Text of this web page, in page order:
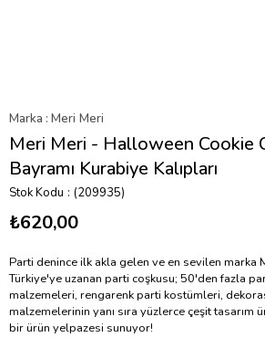
Marka : Meri Meri
Meri Meri - Halloween Cookie
Bayramı Kurabiye Kalıpları
Stok Kodu (209935)
₺620,00
Parti denince ilk akla gelen ve en sevilen marka
Türkiye'ye uzanan parti coşkusu; 50'den fazla
malzemeleri, rengarenk parti kostümleri,
malzemelerinin yanı sıra yüzlerce çeşit tasarım
bir ürün yelpazesi sunuyor!